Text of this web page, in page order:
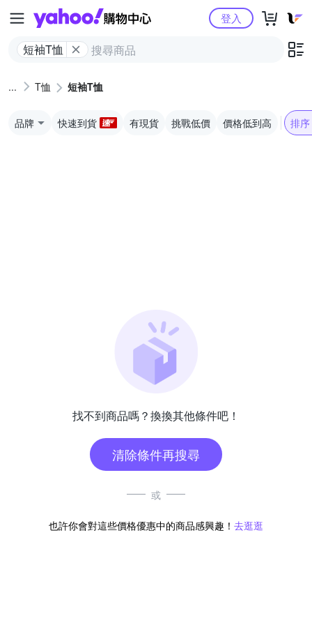
Yahoo購物中心
短袖T恤
登入
T恤 短袖T恤
品牌 快速到貨 有現貨 挑戰低價 價格低到高 排序
找不到商品嗎？換換其他條件吧！
清除條件再搜尋
或
也許你會對這些價格優惠中的商品感興趣！ 去逛逛